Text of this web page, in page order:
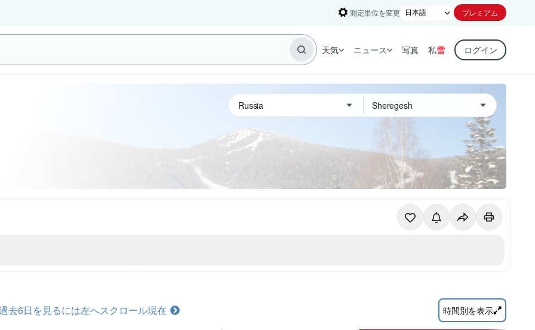
測定単位を変更 プレミアム
天気 ニュース 写真 私雪 ログイン
去6日を見るには左へスクロール現在 時間別を表示